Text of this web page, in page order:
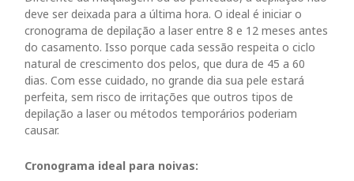
deve ser deixada para a última hora. O ideal é iniciar o
cronograma de depilação a laser entre 8 e 12 meses antes
do casamento. Isso porque cada sessão respeita o ciclo
natural de crescimento dos pelos, que dura de 45 a 60
dias. Com esse cuidado, no grande dia sua pele estará
perfeita, sem risco de irritações que outros tipos de
depilação a laser ou métodos temporários poderiam
causar.
Cronograma ideal para noivas: